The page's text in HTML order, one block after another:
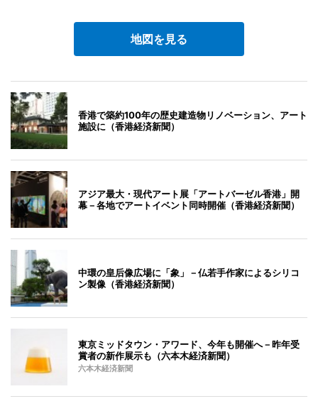
地図を見る
香港で築約100年の歴史建造物リノベーション、アート
施設に（香港経済新聞）
アジア最大・現代アート展「アートバーゼル香港」開
幕－各地でアートイベント同時開催（香港経済新聞）
中環の皇后像広場に「象」－仏若手作家によるシリコ
ン製像（香港経済新聞）
東京ミッドタウン・アワード、今年も開催へ－昨年受
賞者の新作展示も（六本木経済新聞）
六本木経済新聞